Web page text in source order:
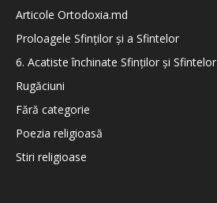
Articole Ortodoxia.md
Proloagele Sfinților și a Sfintelor
6. Acatiste închinate Sfinților și Sfintelor
Rugăciuni
Fără categorie
Poezia religioasă
Stiri religioase